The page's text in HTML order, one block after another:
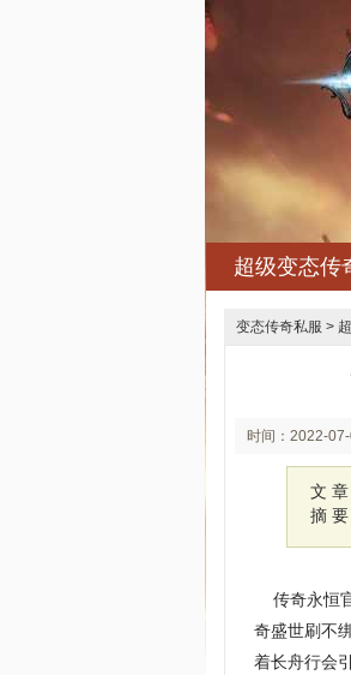
超级变态传
变态传奇私服 >
时间：2022-
文 章
摘 要
传奇永恒
奇盛世刷不
着长舟行会